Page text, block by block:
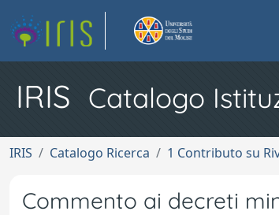
IRIS Catalogo
IRIS Catalogo Ricerca 1 Contributo su
Commento ai decreti